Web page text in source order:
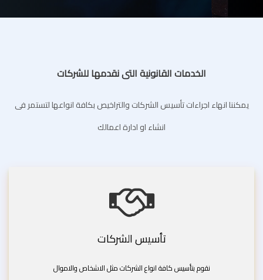
الخدمات القانونية التى نقدمها للشركات
يمكننا انهاء اجراءات تأسيس الشركات والتراخيص بكافة انواعها لتستمر فى
انشاء او ادارة اعمالك
تأسيس الشركات
نقوم بتأسيس كافة انواع الشركات مثل الاشخاص والاموال